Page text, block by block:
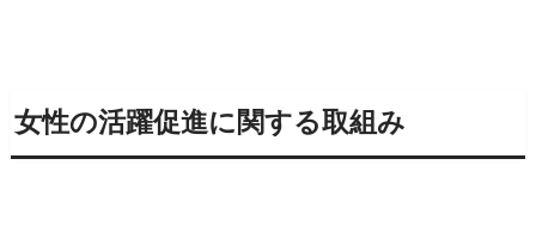
女性の活躍促進に関する取組み